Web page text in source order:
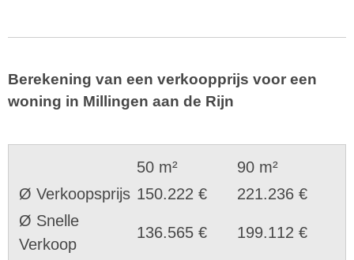
Berekening van een verkoopprijs voor een
woning in Millingen aan de Rijn
50 m²
90 m²
Ø Verkoopsprijs 150.222 €
221.236 €
Ø Snelle
Verkoop
136.565 € 199.112 €